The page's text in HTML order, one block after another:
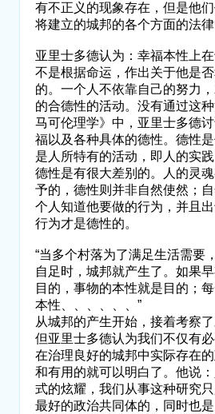
有不正义的现象存在，但是他
将建立的城邦的各个方面的法
亚里士多德认为：幸福本性上
不是根据命运，作出关于他是
的。一个人不依靠自己的努力
的合德性的活动。没有通过这
马可伦理学》中，亚里士多德
福以及各种具体的德性。德性
是人所特有的活动，即人的实
德性是有很大差别的。人的灵
予的，德性则并非自然使然；
个人知道他要做的行为，并且
行为才是德性的。
“当多个村落为了满足生活需要
自足时，城邦就产生了。如果
目的，事物的本性就是目的；
本性、、、、、、”
从城邦的产生开始，接着考察
但亚里士多德认为我们不仅有
在治理良好的城邦中实际存在
和有用的就可以明白了。他说
式的炫耀，我们从事这种研究
最好的政治共同体的，同时也